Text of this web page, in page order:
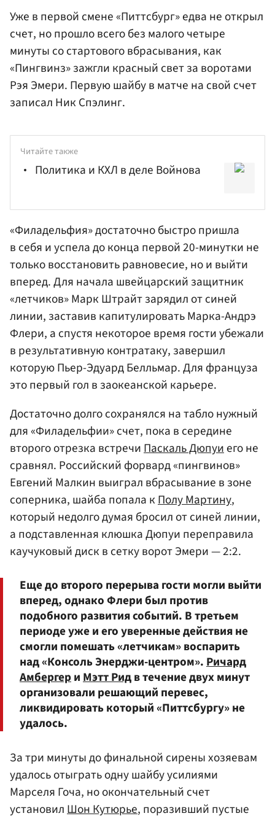
Уже в первой смене «Питтсбург» едва не открыл
счет, но прошло всего без малого четыре
минуты со стартового вбрасывания, как
«Пингвинз» зажгли красный свет за воротами
Рэя Эмери. Первую шайбу в матче на свой счет
записал Ник Спэлинг.
Читайте также
Политика и КХЛ в деле Войнова
«Филадельфия» достаточно быстро пришла
в себя и успела до конца первой 20-минутки не
только восстановить равновесие, но и выйти
вперед. Для начала швейцарский защитник
«летчиков»Марк Штрайтзарядил от синей
линии, заставив капитулировать Марка-Андрэ
Флери, а спустя некоторое время гости убежали
в результативную контратаку, завершил
которую Пьер-Эдуард Белльмар. Для француза
это первый гол в заокеанской карьере.
Достаточно долго сохранялся на табло нужный
для «Филадельфии» счет, пока в середине
второго отрезка встречиПаскаль Дюпуиего не
сравнял. Российский форвард «пингвинов»
Евгений Малкин выиграл вбрасывание в зоне
соперника, шайба попала кПолу Мартину,
который недолго думая бросил от синей линии,
а подставленная клюшка Дюпуи переправила
каучуковый диск в сетку ворот Эмери — 2:2.
Еще до второго перерыва гости могли выйти
вперед, однако Флери был против
подобного развития событий. В третьем
периоде уже и его уверенные действия не
смогли помешать «летчикам» воспарить
над «Консоль Энерджи-центром».Ричард
АмбергериМэтт Ридв течение двух минут
организовали решающий перевес,
ликвидировать который «Питтсбургу» не
удалось.
За три минуты до финальной сирены хозяевам
удалось отыграть одну шайбу усилиями
Марселя Гоча, но окончательный счет
установилШон Кутюрье, поразивший пустые